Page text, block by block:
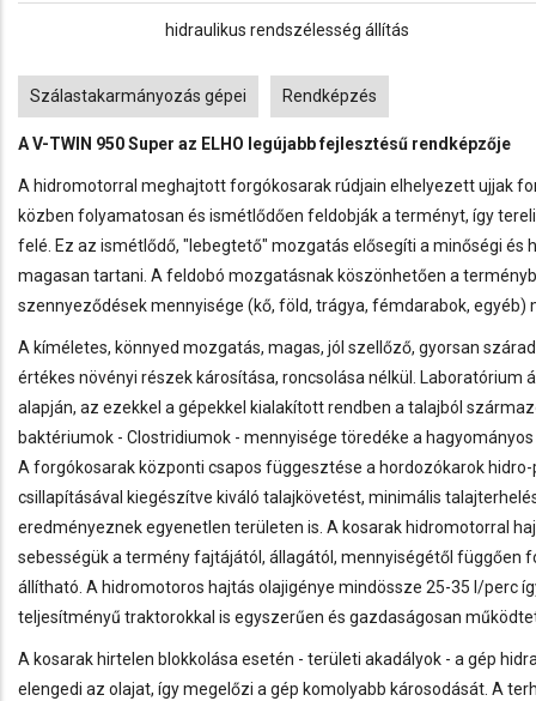
hidraulikus rendszélesség állítás
Tags
Szálastakarmányozás gépei Rendképzés
A V-TWIN 950 Super az ELHO legújabb fejlesztésű rendképzője
A hidromotorral meghajtott forgókosarak rúdjain elhelyezett ujjak
közben folyamatosan és ismétlődően feldobják a terményt, így
felé. Ez az ismétlődő, "lebegtető" mozgatás elősegíti a minőségi és
magasan tartani. A feldobó mozgatásnak köszönhetően a
szennyeződések mennyisége (kő, föld, trágya, fémdarabok, egyéb)
A kíméletes, könnyed mozgatás, magas, jól szellőző, gyorsan
értékes növényi részek károsítása, roncsolása nélkül.
alapján, az ezekkel a gépekkel kialakított rendben a talajból
baktériumok - Clostridiumok - mennyisége töredéke a
A forgókosarak központi csapos függesztése a hordozókarok
csillapításával kiegészítve kiváló talajkövetést, minimális
eredményeznek egyenetlen területen is. A kosarak hidromotorral
sebességük a termény fajtájától, állagától, mennyiségétől függően
állítható. A hidromotoros hajtás olajigénye mindössze 25-35 l/perc
teljesítményű traktorokkal is egyszerűen és gazdaságosan
A kosarak hirtelen blokkolása esetén - területi akadályok - a gép
elengedi az olajat, így megelőzi a gép komolyabb károsodását. A